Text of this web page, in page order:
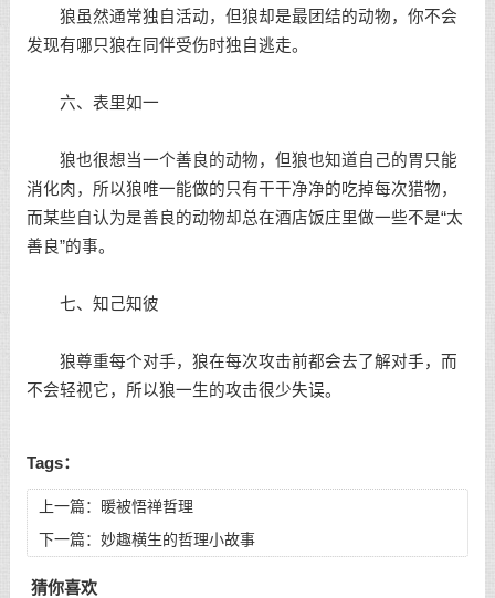
狼虽然通常独自活动，但狼却是最团结的动物，你不会
发现有哪只狼在同伴受伤时独自逃走。
六、表里如一
狼也很想当一个善良的动物，但狼也知道自己的胃只能
消化肉，所以狼唯一能做的只有干干净净的吃掉每次猎物，
而某些自认为是善良的动物却总在酒店饭庄里做一些不是“太
善良”的事。
七、知己知彼
狼尊重每个对手，狼在每次攻击前都会去了解对手，而
不会轻视它，所以狼一生的攻击很少失误。
Tags：
上一篇：
暖被悟禅哲理
下一篇： 妙趣横生的哲理小故事
猜你喜欢